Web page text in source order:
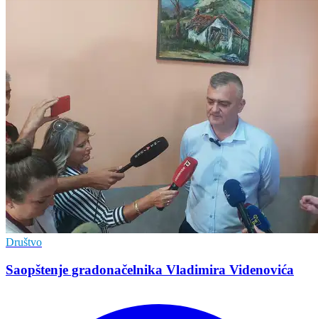
Društvo
Saopštenje gradonačelnika Vladimira Videnovića